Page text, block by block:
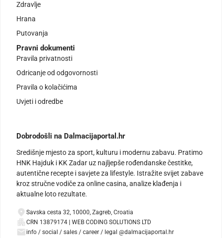
Zdravlje
Hrana
Putovanja
Pravni dokumenti
Pravila privatnosti
Odricanje od odgovornosti
Pravila o kolačićima
Uvjeti i odredbe
Dobrodošli na Dalmacijaportal.hr
Središnje mjesto za sport, kulturu i modernu zabavu. Pratimo
HNK Hajduk i KK Zadar uz najljepše rođendanske čestitke,
autentične recepte i savjete za lifestyle. Istražite svijet zabave
kroz stručne vodiče za online casina, analize klađenja i
aktualne loto rezultate.
Savska cesta 32, 10000, Zagreb, Croatia
CRN 13879174 | WEB CODING SOLUTIONS LTD
info / social / sales / career / legal @dalmacijaportal.hr